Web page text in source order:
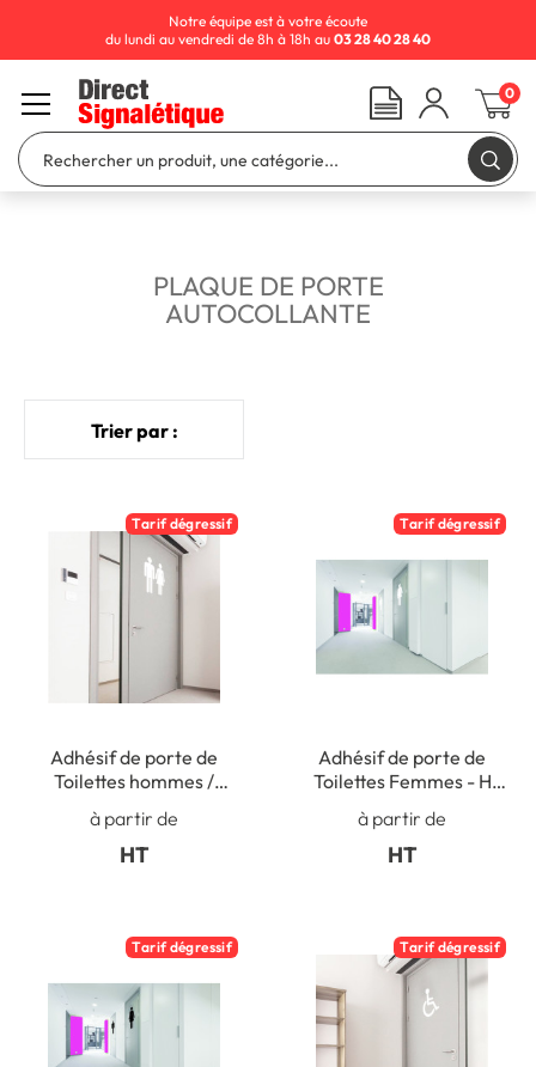
PLAQUE DE PORTE
AUTOCOLLANTE
Trier par :
Tarif dégressif
Adhésif de porte de
Toilettes hommes /
femmes - Hauteur 400
mm
à partir de
HT
Tarif dégressif
Adhésif de porte de
Toilettes Femmes - H
400 mm x L 184 mm
à partir de
HT
Tarif dégressif Tarif dégressif
Notre équipe est à votre écoute
du lundi au vendredi de 8h à 18h au 03 28 40 28 40
0